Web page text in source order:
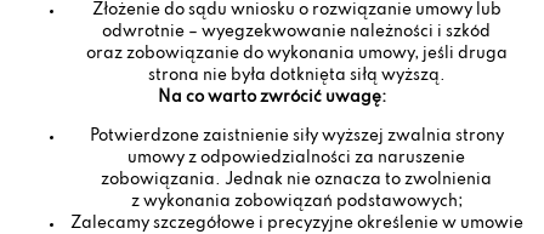
Złożenie do sądu wniosku o rozwiązanie umowy lub
odwrotnie – wyegzekwowanie należności i szkód
oraz zobowiązanie do wykonania umowy, jeśli druga
strona nie była dotknięta siłą wyższą.
Na co warto zwrócić uwagę:
Potwierdzone zaistnienie siły wyższej zwalnia strony
umowy z odpowiedzialności za naruszenie
zobowiązania. Jednak nie oznacza to zwolnienia
z wykonania zobowiązań podstawowych;
Zalecamy szczegółowe i precyzyjne określenie w umowie